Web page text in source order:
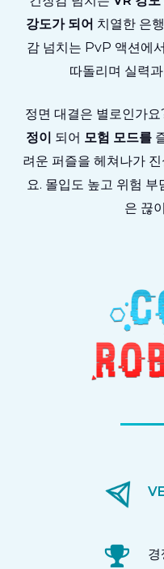
경
강도가 되어 치열한 은
감 넘치는 PvP 액션에
따돌리며 실력
정면 대결은 별로인가
정이 되어 모험 모드를
려운 퍼즐을 헤쳐나가
요. 몰입도 높고 위험
은 끊